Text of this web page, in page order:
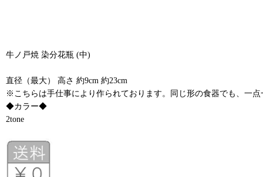
牛ノ戸焼 染分花瓶 (中)
直径（最大） 高さ 約9cm 約23cm
※こちらは手仕事により作られております。同じ形の食器でも、一
◆カラー◆
2tone